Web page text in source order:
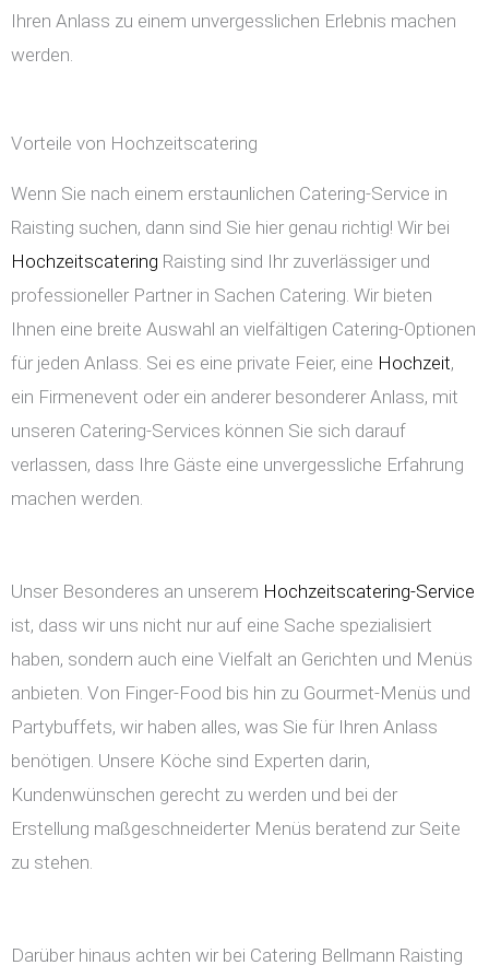
Ihren Anlass zu einem unvergesslichen Erlebnis machen
werden.
Vorteile von Hochzeitscatering
Wenn Sie nach einem erstaunlichen Catering-Service in
Raisting suchen, dann sind Sie hier genau richtig! Wir bei
Hochzeitscatering Raisting sind Ihr zuverlässiger und
professioneller Partner in Sachen Catering. Wir bieten
Ihnen eine breite Auswahl an vielfältigen Catering-Optionen
für jeden Anlass. Sei es eine private Feier, eine Hochzeit,
ein Firmenevent oder ein anderer besonderer Anlass, mit
unseren Catering-Services können Sie sich darauf
verlassen, dass Ihre Gäste eine unvergessliche Erfahrung
machen werden.
Unser Besonderes an unserem Hochzeitscatering-Service
ist, dass wir uns nicht nur auf eine Sache spezialisiert
haben, sondern auch eine Vielfalt an Gerichten und Menüs
anbieten. Von Finger-Food bis hin zu Gourmet-Menüs und
Partybuffets, wir haben alles, was Sie für Ihren Anlass
benötigen. Unsere Köche sind Experten darin,
Kundenwünschen gerecht zu werden und bei der
Erstellung maßgeschneiderter Menüs beratend zur Seite
zu stehen.
Darüber hinaus achten wir bei Catering Bellmann Raisting